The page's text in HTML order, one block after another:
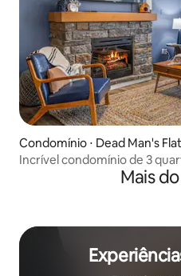
Condomínio ⋅ Dead Man's
Incrível condomínio de 3
de hidromassagem e vista
Mais